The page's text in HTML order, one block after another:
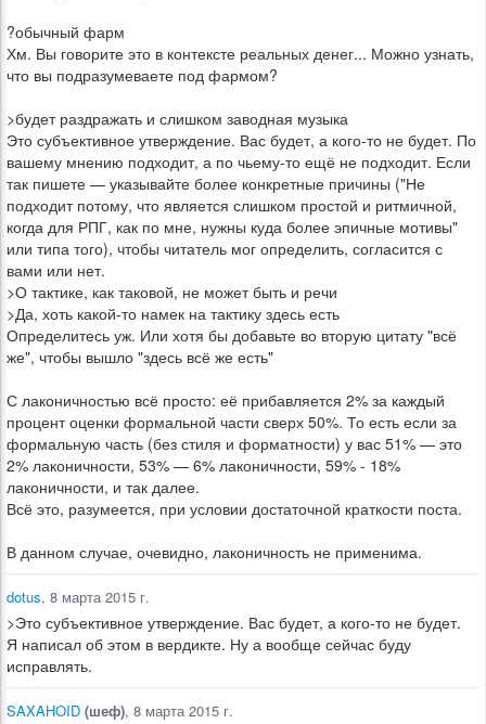
?обычный фарм
Хм. Вы говорите это в контексте реальных денег... Можно узнать,
что вы подразумеваете под фармом?
>будет раздражать и слишком заводная музыка
Это субъективное утверждение. Вас будет, а кого-то не будет. По
вашему мнению подходит, а по чьему-то ещё не подходит. Если
так пишете — указывайте более конкретные причины ("Не
подходит потому, что является слишком простой и ритмичной,
когда для РПГ, как по мне, нужны куда более эпичные мотивы"
или типа того), чтобы читатель мог определить, согласится с
вами или нет.
>О тактике, как таковой, не может быть и речи
>Да, хоть какой-то намек на тактику здесь есть
Определитесь уж. Или хотя бы добавьте во вторую цитату "всё
же", чтобы вышло "здесь всё же есть"
С лаконичностью всё просто: её прибавляется 2% за каждый
процент оценки формальной части сверх 50%. То есть если за
формальную часть (без стиля и форматности) у вас 51% — это
2% лаконичности, 53% — 6% лаконичности, 59% - 18%
лаконичности, и так далее.
Всё это, разумеется, при условии достаточной краткости поста.
В данном случае, очевидно, лаконичность не применима.
dotus, 8 марта 2015 г.
>Это субъективное утверждение. Вас будет, а кого-то не будет.
Я написал об этом в вердикте. Ну а вообще сейчас буду
исправлять.
SAXAHOID (шеф), 8 марта 2015 г.